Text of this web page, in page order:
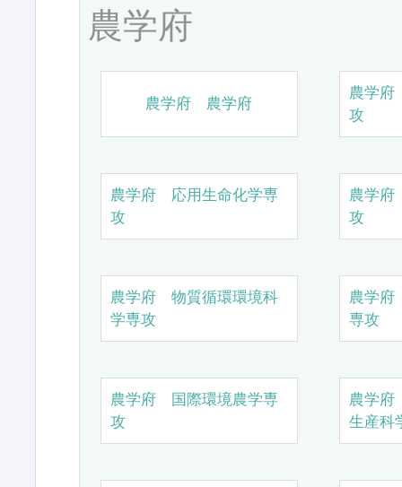
農学府
農学府 農学府
農学
攻
農学府 応用生命化学専
攻
農学
攻
農学府 物質循環環境科
学専攻
農学
専攻
農学府 国際環境農学専
攻
農学
生産科